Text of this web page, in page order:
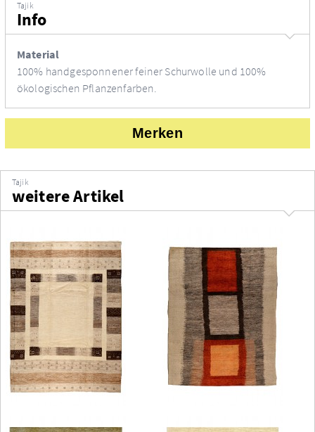
Tajik
Info
Material
100% handgesponnener feiner Schurwolle und 100%
ökologischen Pflanzenfarben.
Merken
Tajik
weitere Artikel